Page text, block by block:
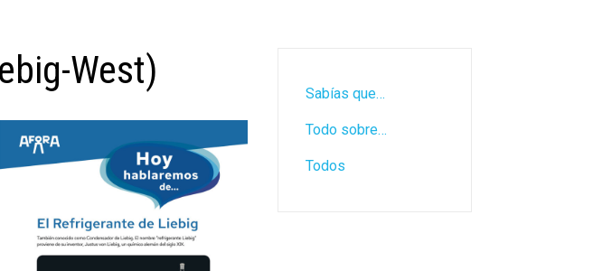
West)
Sabías que…
Todo sobre…
Todos